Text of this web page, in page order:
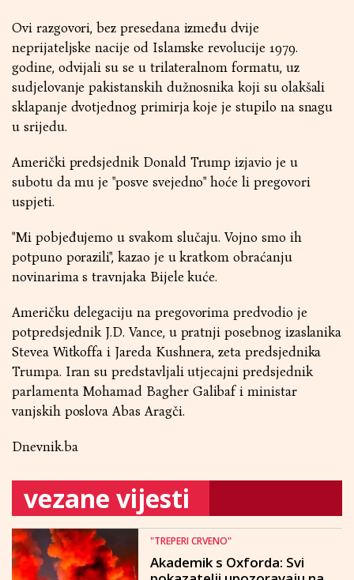
Ovi razgovori, bez presedana između dvije
neprijateljske nacije od Islamske revolucije 1979.
godine, odvijali su se u trilateralnom formatu, uz
sudjelovanje pakistanskih dužnosnika koji su olakšali
sklapanje dvotjednog primirja koje je stupilo na snagu
u srijedu.
Američki predsjednik Donald Trump izjavio je u
subotu da mu je "posve svejedno" hoće li pregovori
uspjeti.
"Mi pobjeđujemo u svakom slučaju. Vojno smo ih
potpuno porazili", kazao je u kratkom obraćanju
novinarima s travnjaka Bijele kuće.
Američku delegaciju na pregovorima predvodio je
potpredsjednik J.D. Vance, u pratnji posebnog izaslanika
Stevea Witkoffa i Jareda Kushnera, zeta predsjednika
Trumpa. Iran su predstavljali utjecajni predsjednik
parlamenta Mohamad Bagher Galibaf i ministar
vanjskih poslova Abas Aragči.
Dnevnik.ba
vezane vijesti
"TREPERI CRVENO"
Akademik s Oxforda: Svi